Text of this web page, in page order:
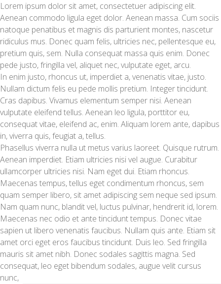
Lorem ipsum dolor sit amet, consectetuer adipiscing elit.
Aenean commodo ligula eget dolor. Aenean massa. Cum sociis
natoque penatibus et magnis dis parturient montes, nascetur
ridiculus mus. Donec quam felis, ultricies nec, pellentesque eu,
pretium quis, sem. Nulla consequat massa quis enim. Donec
pede justo, fringilla vel, aliquet nec, vulputate eget, arcu.
In enim justo, rhoncus ut, imperdiet a, venenatis vitae, justo.
Nullam dictum felis eu pede mollis pretium. Integer tincidunt.
Cras dapibus. Vivamus elementum semper nisi. Aenean
vulputate eleifend tellus. Aenean leo ligula, porttitor eu,
consequat vitae, eleifend ac, enim. Aliquam lorem ante, dapibus
in, viverra quis, feugiat a, tellus.
Phasellus viverra nulla ut metus varius laoreet. Quisque rutrum.
Aenean imperdiet. Etiam ultricies nisi vel augue. Curabitur
ullamcorper ultricies nisi. Nam eget dui. Etiam rhoncus.
Maecenas tempus, tellus eget condimentum rhoncus, sem
quam semper libero, sit amet adipiscing sem neque sed ipsum.
Nam quam nunc, blandit vel, luctus pulvinar, hendrerit id, lorem.
Maecenas nec odio et ante tincidunt tempus. Donec vitae
sapien ut libero venenatis faucibus. Nullam quis ante. Etiam sit
amet orci eget eros faucibus tincidunt. Duis leo. Sed fringilla
mauris sit amet nibh. Donec sodales sagittis magna. Sed
consequat, leo eget bibendum sodales, augue velit cursus
nunc,